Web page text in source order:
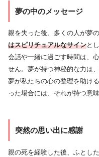
夢の中のメッセージ
親を失った後、多くの人が夢
はスピリチュアルなサインと
会話や一緒に過ごす時間は、
せん。夢が持つ神秘的な力は
夢が私たちの心の整理を助け
った場合には、それが持つ意
突然の思い出に感謝
親の死を経験した後、ふとし